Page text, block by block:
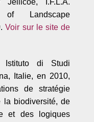
of Landscape
Voir sur le site de
di Studi
Italie, en 2010,
de stratégie
la biodiversité, de
et des logiques